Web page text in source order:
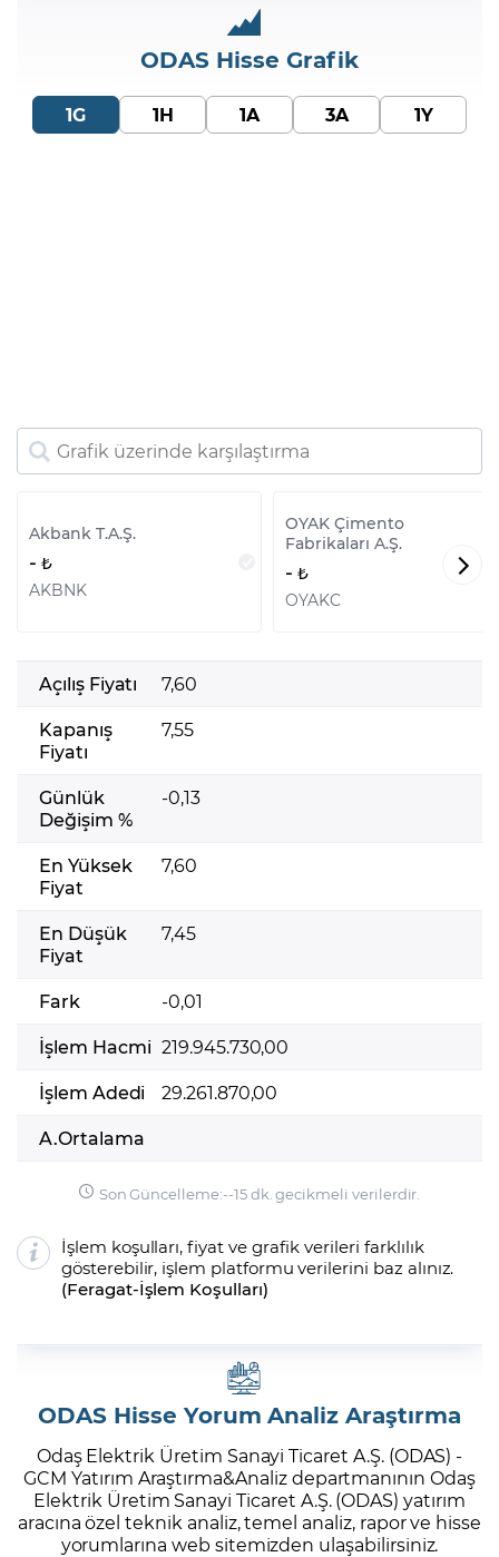
ODAS Hisse Grafik
1G 1H 1A 3A 1Y
Akbank T.A.Ş.
-
AKBNK
OYAK Çimento
Fabrikaları A.Ş.
-
OYAKC
Açılış Fiyatı
7,60
Kapanış
Fiyatı
7,55
Günlük
Değişim %
-0,13
En Yüksek
Fiyat
7,60
En Düşük
Fiyat
7,45
Fark
-0,01
İşlem Hacmi 219.945.730,00
İşlem Adedi
29.261.870,00
A.Ortalama
Son Güncelleme:--15 dk. gecikmeli verilerdir.
İşlem koşulları, fiyat ve grafik verileri farklılık
gösterebilir, işlem platformu verilerini baz alınız.
(Feragat-İşlem Koşulları)
ODAS Hisse Yorum Analiz Araştırma
Odaş Elektrik Üretim Sanayi Ticaret A.Ş. (ODAS) -
GCM Yatırım Araştırma&Analiz departmanının Odaş
Elektrik Üretim Sanayi Ticaret A.Ş. (ODAS) yatırım
aracına özel teknik analiz, temel analiz, rapor ve hisse
yorumlarına web sitemizden ulaşabilirsiniz.